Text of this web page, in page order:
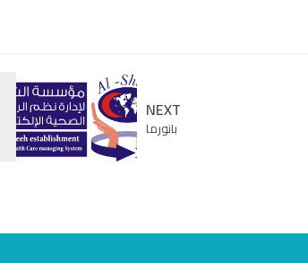
NEXT
بانورما